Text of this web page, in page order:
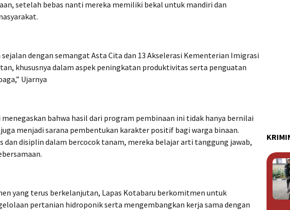
setelah bebas nanti mereka memiliki bekal untuk mandiri dan
dengan semangat Asta Cita dan 13 Akselerasi Kementerian Imigrasi
khususnya dalam aspek peningkatan produktivitas serta penguatan
Ujarnya
bahwa hasil dari program pembinaan ini tidak hanya bernilai
menjadi sarana pembentukan karakter positif bagi warga binaan.
dan disiplin dalam bercocok tanam, mereka belajar arti tanggung jawab,
yang terus berkelanjutan, Lapas Kotabaru berkomitmen untuk
pertanian hidroponik serta mengembangkan kerja sama dengan